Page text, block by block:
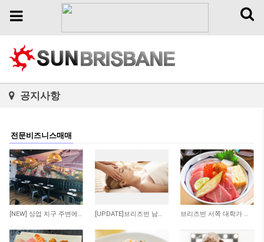
Toggle
Toggle
공지사항
전문비즈니스매매
170 [NEW] 상업 지구 주변에 위치한 저렴한 렌트비의 수익률 좋은 타이 테이크 어웨이 샾 매… 115 [UPDATE]브리즈번 남쪽 저렴한 렌트비 마사지 샾 382 브리즈번 서쪽 대학가 인근 일식당 매매 합니다